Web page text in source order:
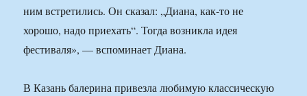
ним встретились. Он сказал: „Диана, как-то не
хорошо, надо приехать“. Тогда возникла идея
фестиваля», — вспоминает Диана.
В Казань балерина привезла любимую классическую